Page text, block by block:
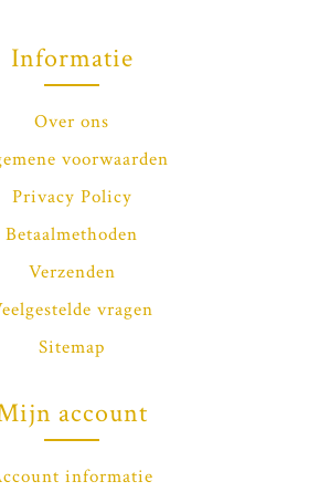
Informatie
Over ons
voorwaarden
Privacy Policy
Betaalmethoden
Verzenden
vragen
Sitemap
account
informatie